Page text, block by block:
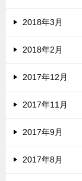
2018年3月
2018年2月
2017年12月
2017年11月
2017年9月
2017年8月